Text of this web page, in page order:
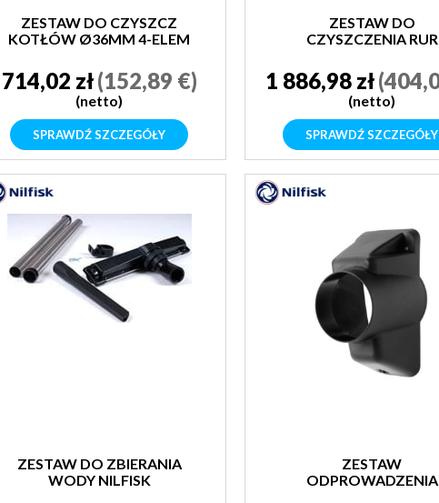
ZESTAW DO CZYSZCZ
KOTŁÓW Ø36MM 4-ELEM
714,02 zł(152,89 €)
(netto)
SPRAWDŹ SZCZEGÓŁY
ZESTAW DO
CZYSZCZENIA RUR
1 886,98 zł
(netto)
SPRAWDŹ SZCZEGÓŁY
ZESTAW DO ZBIERANIA
WODY NILFISK
ZESTAW
ODPROWADZENIA